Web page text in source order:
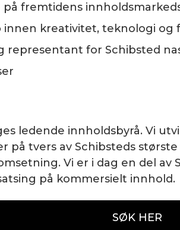
fremtidens
innen kreativitet, teknologi
representant for Schibsted
ledende innholdsbyrå. Vi
tvers av Schibsteds største
Vi er i dag en del av
på kommersielt innhold.
SØK HER